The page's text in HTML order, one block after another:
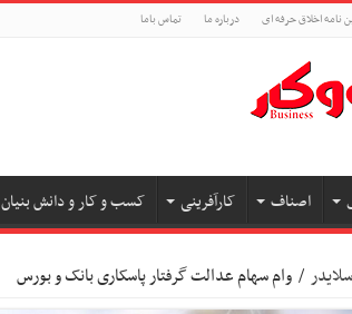
نامه اخلاق حرفه ای درباره ما تماس باما
اصناف کارآفرینی کسب و کار و دانش بنیان
/ وام سهام عدالت گرفتار پاسکاری بانک و بورس